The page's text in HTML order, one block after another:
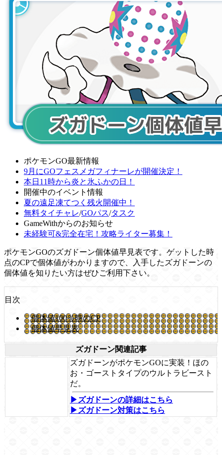
ポケモンGO最新情報
9月にGOフェスメガフィナーレが開催決定！
本日11時から炎と氷ふかの日！
開催中のイベント情報
夏の遠足凍てつく残火開催中！
無料タイチャレ/GOパス/タスク
GameWithからのお知らせ
未経験可&完全在宅！攻略ライター募集！
ポケモンGOのズガドーン個体値早見表です。ゲットした時
点のCPで個体値がわかりますので、入手したズガドーンの
個体値を知りたい方はぜひご利用下さい。
目次
個体値100％時のCP
個体値早見表
ズガドーン関連記事
ズガドーンがポケモンGOに実装！ほの
お・ゴーストタイプのウルトラビースト
だ。
▶ズガドーンの詳細はこちら
▶ズガドーン対策はこちら